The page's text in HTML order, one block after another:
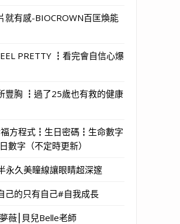
就有感-BIOCROWN百匡煥能
PRETTY ┇看完會自信心爆
豐胸 ┇過了25歲也有救的健康
方程式┇生日密碼┇生命數字
字（不定時更新）
永久美瞳線讓眼睛超深邃
己的只有自己#自我成長
薇⎮貝兒Belle老師